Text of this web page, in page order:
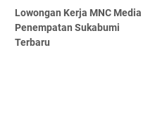
Lowongan Kerja MNC Media
Penempatan Sukabumi
Terbaru